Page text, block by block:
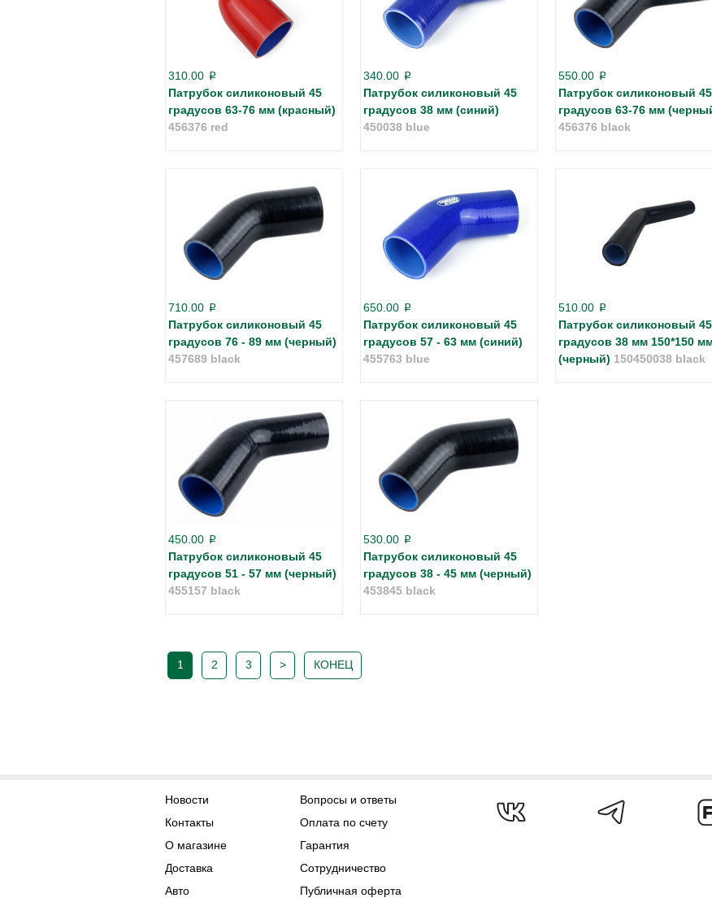
310.00 p
Патрубок силиконовый 45
градусов 63-76 мм (красный)
456376 red
340.00 p
Патрубок силиконовый 45
градусов 38 мм (синий)
450038 blue
550.00 p
Патрубок силиконовый 45
градусов 63-76 мм
456376 black
710.00 p
Патрубок силиконовый 45
градусов 76 - 89 мм (черный)
457689 black
650.00 p
Патрубок силиконовый 45
градусов 57 - 63 мм (синий)
455763 blue
510.00 p
Патрубок силиконовый 45
градусов 38 мм 150*150
(черный) 150450038 black
450.00 p
Патрубок силиконовый 45
градусов 51 - 57 мм (черный)
455157 black
530.00 p
Патрубок силиконовый 45
градусов 38 - 45 мм (черный)
453845 black
1 2 3 > КОНЕЦ
Новости
Контакты
О магазине
Доставка
Авто
Вопросы и ответы
Оплата по счету
Гарантия
Сотрудничество
Публичная оферта